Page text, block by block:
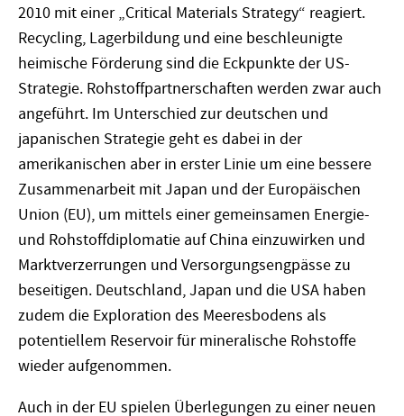
2010 mit einer „Critical Materials Strategy“ reagiert.
Recycling, Lagerbildung und eine beschleunigte
heimische Förderung sind die Eckpunkte der US-
Strategie. Rohstoffpartnerschaften werden zwar auch
angeführt. Im Unterschied zur deutschen und
japanischen Strategie geht es dabei in der
amerikanischen aber in erster Linie um eine bessere
Zusammenarbeit mit Japan und der Europäischen
Union (EU), um mittels einer gemeinsamen Energie-
und Rohstoffdiplomatie auf China einzuwirken und
Marktverzerrungen und Versorgungsengpässe zu
beseitigen. Deutschland, Japan und die USA haben
zudem die Exploration des Meeresbodens als
potentiellem Reservoir für mineralische Rohstoffe
wieder aufgenommen.
Auch in der EU spielen Überlegungen zu einer neuen